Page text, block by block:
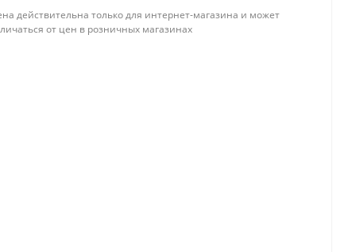
действительна только для интернет-магазина и может
от цен в розничных магазинах